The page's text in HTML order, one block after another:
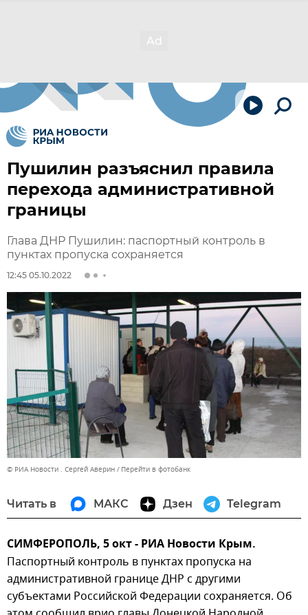
Пушилин разъяснил правила
перехода административной
границы
Глава ДНР Пушилин: паспортный контроль в
пунктах пропуска сохраняется
12:45 05.10.2022
© РИА Новости . Сергей Аверин Перейти в фотобанк
Читать в МАКС Дзен Telegram
СИМФЕРОПОЛЬ, 5 окт - РИА Новости Крым.
Паспортный контроль в пунктах пропуска на
административной границе ДНР с другими
субъектами Российской Федерации сохраняется. Об